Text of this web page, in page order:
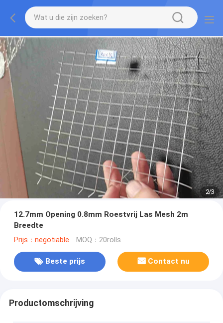
2/3
12.7mm Opening 0.8mm Roestvrij Las Mesh 2m
Breedte
Prijs：negotiable MOQ：20rolls
Beste prijs Contact nu
Productomschrijving